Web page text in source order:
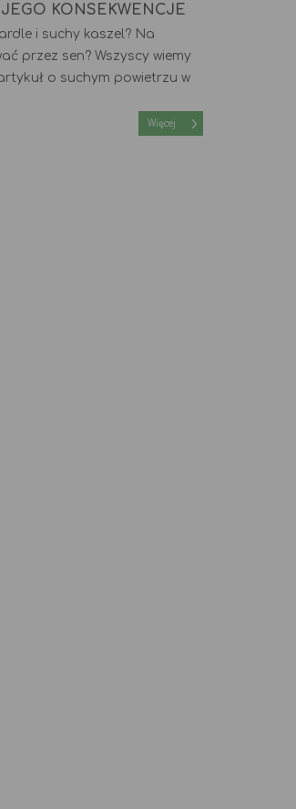
KONSEKWENCJE
i suchy kaszel? Na
przez sen? Wszyscy wiemy
o suchym powietrzu w
Więcej